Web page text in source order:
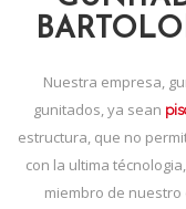
Nuestra empresa,
gunitados, ya sean
estructura, que no
con la ultima
miembro de